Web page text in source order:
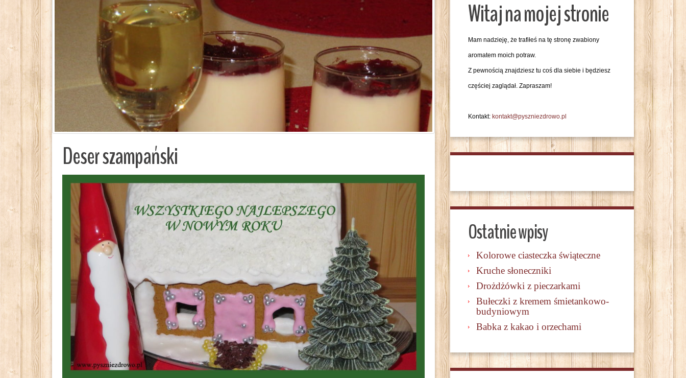
Deser szampański
Witaj na mojej stronie
Mam nadzieję, że trafiłeś na tę stronę zwabiony
aromatem moich potraw.
Z pewnością znajdziesz tu coś dla siebie i będziesz
częściej zaglądał. Zapraszam!
Kontakt: kontakt@pyszniezdrowo.pl
Ostatnie wpisy
Kolorowe ciasteczka świąteczne
Kruche słoneczniki
Drożdżówki z pieczarkami
Bułeczki z kremem śmietankowo-
budyniowym
Babka z kakao i orzechami